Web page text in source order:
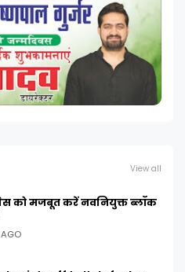
View all
को मजबूत करें नवनियुक्त ब्लॉक